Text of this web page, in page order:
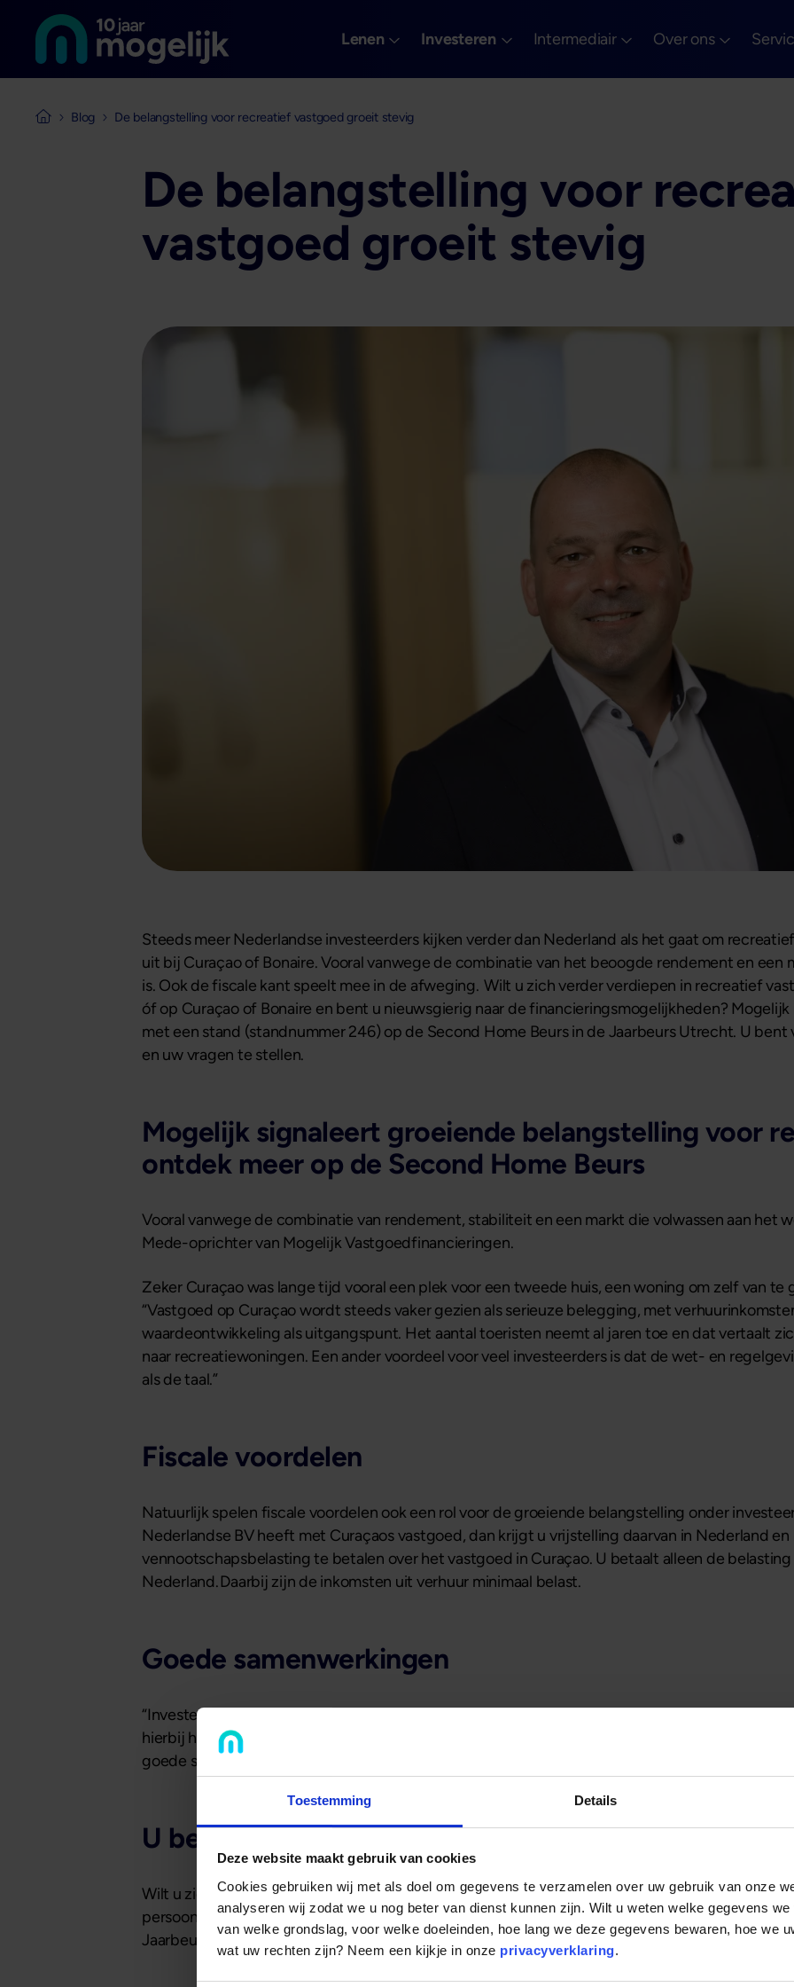
Toestemming Details
Deze website maakt gebruik van cookies
Cookies gebruiken wij met als doel om gegevens te verzamelen over uw gebruik van onze
analyseren wij zodat we u nog beter van dienst kunnen zijn. Wilt u weten welke gegevens
van welke grondslag, voor welke doeleinden, hoe lang we deze gegevens bewaren, hoe we
wat uw rechten zijn? Neem een kijkje in onze privacyverklaring.
Overslaan en naar de inhoud gaan
Naar de homepage van
Lenen Investeren Intermediair Over ons
Naar de homepage van Mogelijk Vastgoedfinancieringen
Blog De belangstelling voor recreatief vastgoed groeit stevig
De belangstelling voor
vastgoed groeit stevig
Steeds meer Nederlandse investeerders kijken verder dan Nederland als het gaat om
uit bij Curaçao of Bonaire. Vooral vanwege de combinatie van het beoogde rendement en een
is. Ook de fiscale kant speelt mee in de afweging. Wilt u zich verder verdiepen in recreatief
óf op Curaçao of Bonaire en bent u nieuwsgierig naar de financieringsmogelijkheden? Mogelijk
met een stand (standnummer 246) op de Second Home Beurs in de Jaarbeurs Utrecht. U bent
en uw vragen te stellen.
Mogelijk signaleert groeiende belangstelling voor
ontdek meer op de Second Home Beurs
Vooral vanwege de combinatie van rendement, stabiliteit en een markt die volwassen aan het
Mede-oprichter van Mogelijk Vastgoedfinancieringen.
Zeker Curaçao was lange tijd vooral een plek voor een tweede huis, een woning om zelf van te
“Vastgoed op Curaçao wordt steeds vaker gezien als serieuze belegging, met
waardeontwikkeling als uitgangspunt. Het aantal toeristen neemt al jaren toe en dat vertaalt
naar recreatiewoningen. Een ander voordeel voor veel investeerders is dat de wet- en
als de taal.”
Fiscale voordelen
Natuurlijk spelen fiscale voordelen ook een rol voor de groeiende belangstelling onder
Nederlandse BV heeft met Curaçaos vastgoed, dan krijgt u vrijstelling daarvan in Nederland
vennootschapsbelasting te betalen over het vastgoed in Curaçao. U betaalt alleen de belasting
Nederland. Daarbij zijn de inkomsten uit verhuur minimaal belast.
Goede samenwerkingen
“Investeerders met vastgoedplannen op Curaçao of Bonaire, kloppen graag bij ons aan”, aldus
hierbij hetzelfde als in Nederland. We nemen het vastgoed als uitgangspunt voor de
goede samenwerking hebben met notarissen op de eilanden die onze aanpak kennen. Dat werkt
U bent welkom op de Second Home Beurs 27, 28
Wilt u zich verder verdiepen in investeren in recreatief vastgoed en de mogelijkheden van
persoonlijk. Mogelijk is op 27, 28 en 29 maart aanwezig met een stand (standnummer 246) op
Jaarbeurs in Utrecht. U kunt zich kosteloos aanmelden en uw vragen direct met ons bespreken.